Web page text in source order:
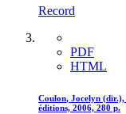
Record
PDF
HTML
Coulon, Jocelyn (dir.),
éditions, 2006, 280 p.